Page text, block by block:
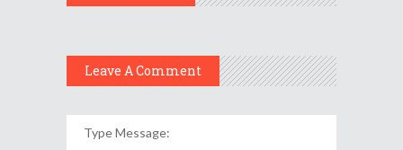
Leave A Comment